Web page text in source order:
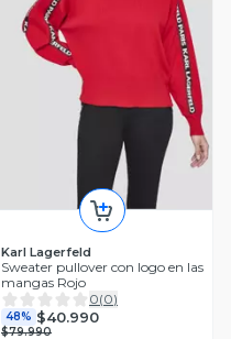
Karl Lagerfeld
Sweater pullover con logo en las
mangas Rojo
0(0)
48% $40.990
$79.990